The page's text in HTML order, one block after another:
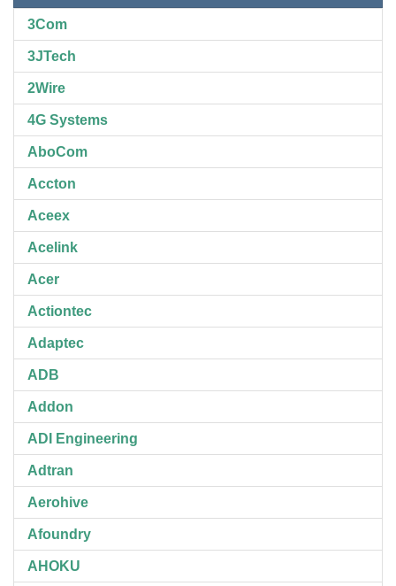
3Com
3JTech
2Wire
4G Systems
AboCom
Accton
Aceex
Acelink
Acer
Actiontec
Adaptec
ADB
Addon
ADI Engineering
Adtran
Aerohive
Afoundry
AHOKU